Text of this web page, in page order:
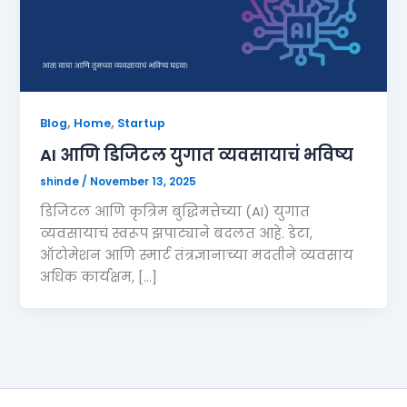
Blog, Home, Startup
AI आणि डिजिटल युगात व्यवसायाचं भविष्य
shinde/ November 13, 2025
डिजिटल आणि कृत्रिम बुद्धिमत्तेच्या (AI) युगात
व्यवसायाचं स्वरूप झपाट्याने बदलत आहे. डेटा,
ऑटोमेशन आणि स्मार्ट तंत्रज्ञानाच्या मदतीने व्यवसाय
अधिक कार्यक्षम, […]